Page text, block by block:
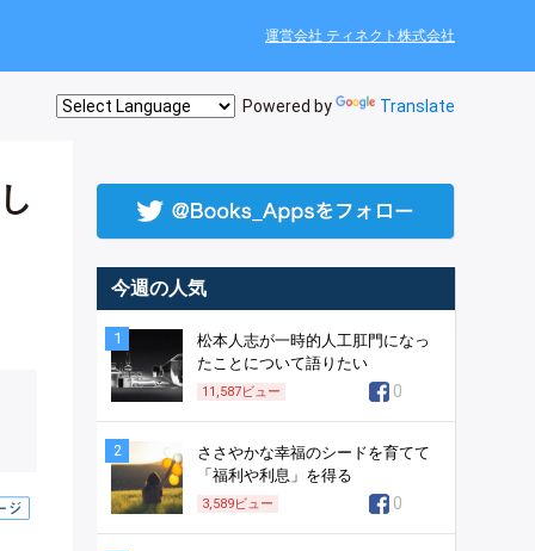
運営会社 ティネクト株式会社
Powered by Translate
今週の人気
1
松本人志が一時的人工肛門になっ
たことについて語りたい
11,587ビュー 0
2
ささやかな幸福のシードを育てて
「福利や利息」を得る
3,589ビュー 0